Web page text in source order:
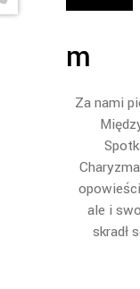
m
Za nami
ale i
skradł